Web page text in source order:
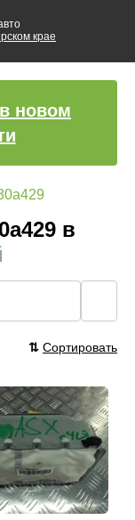
крае
новом
в
⇅ Сортировать